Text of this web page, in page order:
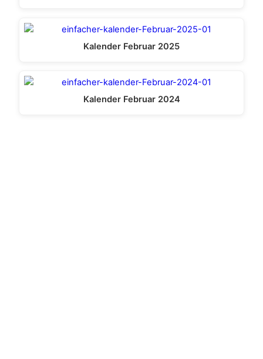
Kalender Februar 2025
Kalender Februar 2024